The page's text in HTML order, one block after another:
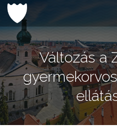
Ugrás
tartalomhoz
Változás a